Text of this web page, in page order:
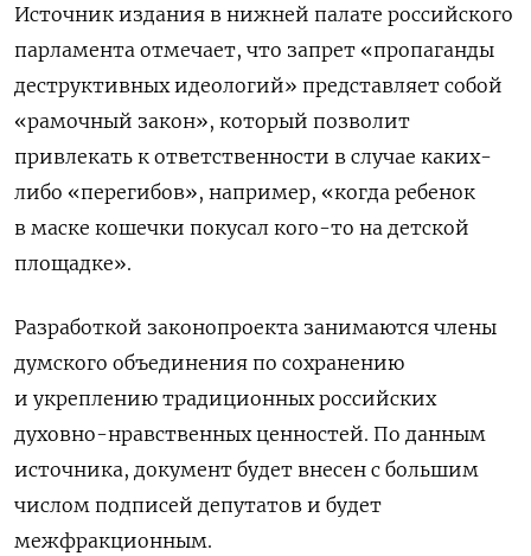
Источник издания в нижней палате российского
парламента отмечает, что запрет «пропаганды
деструктивных идеологий» представляет собой
«рамочный закон», который позволит
привлекать к ответственности в случае каких-
либо «перегибов», например, «когда ребенок
в маске кошечки покусал кого-то на детской
площадке».
Разработкой законопроекта занимаются члены
думского объединения по сохранению
и укреплению традиционных российских
духовно-нравственных ценностей. По данным
источника, документ будет внесен с большим
числом подписей депутатов и будет
межфракционным.